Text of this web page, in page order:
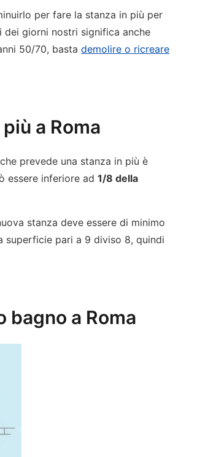
per fare la stanza in più per
dei giorni nostri significa anche
50/70, bastademolire o ricreare
a Roma
prevede una stanza in più è
essere inferiore ad1/8 della
stanza deve essere di minimo
superficie pari a 9 diviso 8, quindi
bagno a Roma